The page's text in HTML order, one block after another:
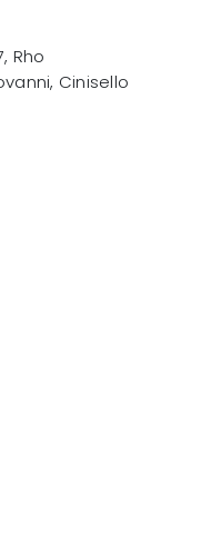
, Rho
Cinisello